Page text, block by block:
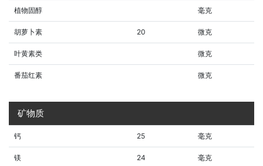
植物固醇 毫克
胡萝卜素 20 微克
叶黄素类 微克
番茄红素 微克
矿物质
钙 25 毫克
镁 24 毫克